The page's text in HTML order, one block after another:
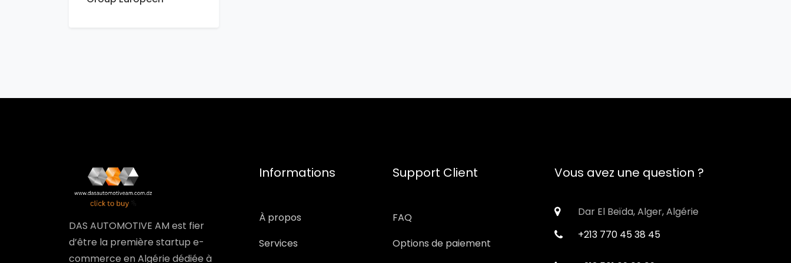
DAS AUTOMOTIVE AM est fier
d’être la première startup e-
commerce en Algérie dédiée à
Informations
À propos
Services
Support Client
FAQ
Options de paiement
Vous avez une question ?
Dar El Beïda, Alger, Algérie
+213 770 45 38 45